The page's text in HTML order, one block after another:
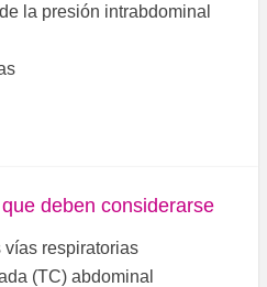
la presión intrabdominal
deben considerarse
vías respiratorias
(TC) abdominal